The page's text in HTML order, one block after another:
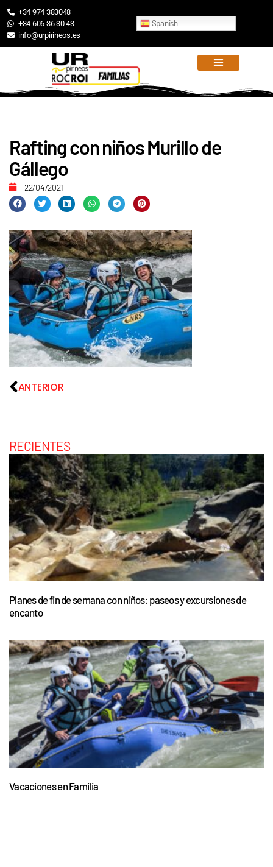
+34 974 383048
+34 606 36 30 43
info@urpirineos.es
Spanish
Rafting con niños Murillo de
Gállego
22/04/2021
ANTERIOR
RECIENTES
Planes de fin de semana con niños: paseos y excursiones de
encanto
Vacaciones en Familia